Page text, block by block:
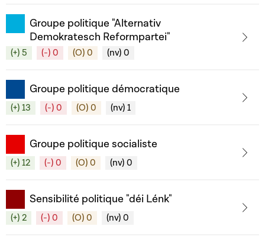
Groupe politique "Alternativ
Demokratesch Reformpartei"
(+) 5 (-) 0 (O) 0 (nv) 0
Groupe politique démocratique
(+) 13 (-) 0 (O) 0 (nv) 1
Groupe politique socialiste
(+) 12 (-) 0 (O) 0 (nv) 0
Sensibilité politique "déi Lénk"
(+) 2 (-) 0 (O) 0 (nv) 0